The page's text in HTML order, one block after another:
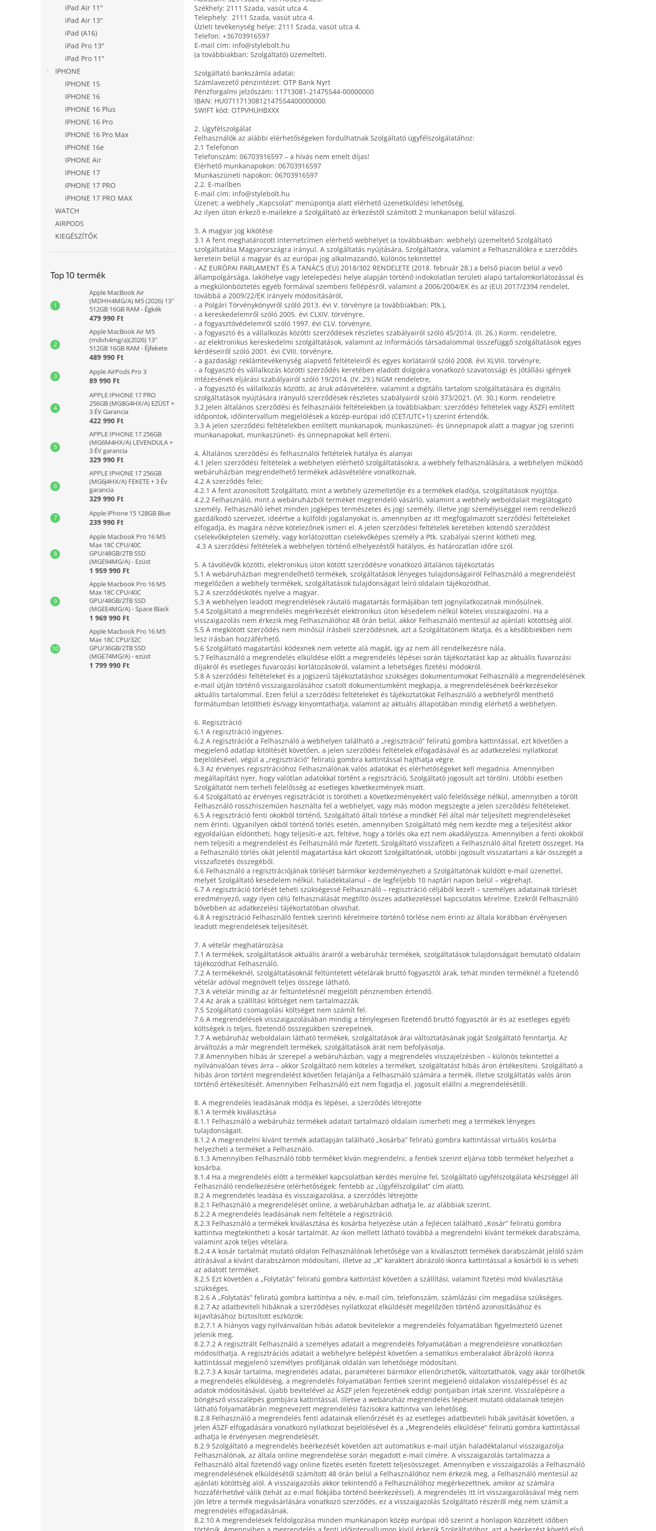
iPad Air 11"
iPad Air 13"
iPad (A16)
iPad Pro 13"
iPad Pro 11"
IPHONE
IPHONE 15
IPHONE 16
IPHONE 16 Plus
IPHONE 16 Pro
IPHONE 16 Pro Max
IPHONE 16e
IPHONE Air
IPHONE 17
IPHONE 17 PRO
IPHONE 17 PRO MAX
WATCH
AIRPODS
KIEGÉSZÍTŐK
Top 10 termék
Apple MacBook Air
(MDHH4MG/A) M5 (2026) 13″
512GB 16GB RAM - Égkék
479 990 Ft
Apple MacBook Air M5
(mdvh4mg/a)(2026) 13″
512GB 16GB RAM - Éjfekete
489 990 Ft
Apple AirPods Pro 3
89 990 Ft
APPLE IPHONE 17 PRO
256GB (MG8G4HX/A) EZÜST +
3 ÉV Garancia
422 990 Ft
APPLE IPHONE 17 256GB
(MG6M4HX/A) LEVENDULA +
3 ÉV garancia
329 990 Ft
APPLE IPHONE 17 256GB
(MG6J4HX/A) FEKETE + 3 Év
garancia
329 990 Ft
Apple iPhone 15 128GB Blue
239 990 Ft
Apple Macbook Pro 16 M5
Max 18C CPU/40C
GPU/48GB/2TB SSD
(MGE94MG/A) - Ezüst
1 959 990 Ft
Apple Macbook Pro 16 M5
Max 18C CPU/40C
GPU/48GB/2TB SSD
(MGEE4MG/A) - Space Black
1 969 990 Ft
Apple Macbook Pro 16 M5
Max 18C CPU/32C
GPU/36GB/2TB SSD
(MGE74MG/A) - ezüst
1 799 990 Ft
Székhely: 2111 Szada, vasút utca 4.
Telephely: 2111 Szada, vasút utca 4.
Üzleti tevékenység helye: 2111 Szada, vasút utca 4.
Telefon: +36703916597
E-mail cím: info@stylebolt.hu
(a továbbiakban: Szolgáltató) üzemelteti.
Szolgáltató bankszámla adatai:
Számlavezető pénzintézet: OTP Bank Nyrt
Pénzforgalmi jelzőszám: 11713081-21475544-00000000
IBAN: HU07117130812147554400000000
SWIFT kód: OTPVHUHBXXX
2. Ügyfélszolgálat
Felhasználók az alábbi elérhetőségeken fordulhatnak Szolgáltató ügyfélszolgálatához:
2.1 Telefonon
Telefonszám: 06703916597 – a hívás nem emelt díjas!
Elérhető munkanapokon: 06703916597
Munkaszüneti napokon: 06703916597
2.2. E-mailben
E-mail cím: info@stylebolt.hu
Üzenet: a webhely „Kapcsolat” menüpontja alatt elérhető üzenetküldési lehetőség.
Az ilyen úton érkező e-mailekre a Szolgáltató az érkezéstől számított 2 munkanapon belül válaszol.
3. A magyar jog kikötése
3.1 A fent meghatározott internetcímen elérhető webhelyet (a továbbiakban: webhely) üzemeltető Szolgáltató
szolgáltatása Magyarországra irányul. A szolgáltatás nyújtására, Szolgáltatóra, valamint a Felhasználókra e szerződés
keretein belül a magyar és az európai jog alkalmazandó, különös tekintettel
- AZ EURÓPAI PARLAMENT ÉS A TANÁCS (EU) 2018/302 RENDELETE (2018. február 28.) a belső piacon belül a vevő
állampolgársága, lakóhelye vagy letelepedési helye alapján történő indokolatlan területi alapú tartalomkorlátozással és
a megkülönböztetés egyéb formáival szembeni fellépésről, valamint a 2006/2004/EK és az (EU) 2017/2394 rendelet,
továbbá a 2009/22/EK irányelv módosításáról,
- a Polgári Törvénykönyvről szóló 2013. évi V. törvényre (a továbbiakban: Ptk.),
- a kereskedelemről szóló 2005. évi CLXIV. törvényre,
- a fogyasztóvédelemről szóló 1997. évi CLV. törvényre,
- a fogyasztó és a vállalkozás közötti szerződések részletes szabályairól szóló 45/2014. (II. 26.) Korm. rendeletre,
- az elektronikus kereskedelmi szolgáltatások, valamint az információs társadalommal összefüggő szolgáltatások egyes
kérdéseiről szóló 2001. évi CVIII. törvényre,
- a gazdasági reklámtevékenység alapvető feltételeiről és egyes korlátairól szóló 2008. évi XLVIII. törvényre,
- a fogyasztó és vállalkozás közötti szerződés keretében eladott dolgokra vonatkozó szavatossági és jótállási igények
intézésének eljárási szabályairól szóló 19/2014. (IV. 29.) NGM rendeletre,
- a fogyasztó és vállalkozás közötti, az áruk adásvételére, valamint a digitális tartalom szolgáltatására és digitális
szolgáltatások nyújtására irányuló szerződések részletes szabályairól szóló 373/2021. (VI. 30.) Korm. rendeletre
3.2 Jelen általános szerződési és felhasználói feltételekben (a továbbiakban: szerződési feltételek vagy ÁSZF) említett
időpontok, időintervallum megjelölések a közép-európai idő (CET/UTC+1) szerint értendők.
3.3 A jelen szerződési feltételekben említett munkanapok, munkaszüneti- és ünnepnapok alatt a magyar jog szerinti
munkanapokat, munkaszüneti- és ünnepnapokat kell érteni.
4. Általános szerződési és felhasználói feltételek hatálya és alanyai
4.1 Jelen szerződési feltételek a webhelyen elérhető szolgáltatásokra, a webhely felhasználására, a webhelyen működő
webáruházban megrendelhető termékek adásvételére vonatkoznak.
4.2 A szerződés felei:
4.2.1 A fent azonosított Szolgáltató, mint a webhely üzemeltetője és a termékek eladója, szolgáltatások nyújtója.
4.2.2 Felhasználó, mint a webáruházból terméket megrendelő vásárló, valamint a webhely weboldalait meglátogató
személy. Felhasználó lehet minden jogképes természetes és jogi személy, illetve jogi személyiséggel nem rendelkező
gazdálkodó szervezet, ideértve a külföldi jogalanyokat is, amennyiben az itt megfogalmazott szerződési feltételeket
elfogadja, és magára nézve kötelezőnek ismeri el. A jelen szerződési feltételek keretében kötendő szerződést
cselekvőképtelen személy, vagy korlátozottan cselekvőképes személy a Ptk. szabályai szerint kötheti meg.
4.3 A szerződési feltételek a webhelyen történő elhelyezéstől hatályos, és határozatlan időre szól.
5. A távollévők közötti, elektronikus úton kötött szerződésre vonatkozó általános tájékoztatás
5.1 A webáruházban megrendelhető termékek, szolgáltatások lényeges tulajdonságairól Felhasználó a megrendelést
megelőzően a webhely termékek, szolgáltatások tulajdonságait leíró oldalain tájékozódhat.
5.2 A szerződéskötés nyelve a magyar.
5.3 A webhelyen leadott megrendelések ráutaló magatartás formájában tett jognyilatkozatnak minősülnek.
5.4 Szolgáltató a megrendelés megérkezését elektronikus úton késedelem nélkül köteles visszaigazolni. Ha a
visszaigazolás nem érkezik meg Felhasználóhoz 48 órán belül, akkor Felhasználó mentesül az ajánlati kötöttség alól.
5.5 A megkötött szerződés nem minősül írásbeli szerződésnek, azt a Szolgáltatónem iktatja, és a későbbiekben nem
lesz írásban hozzáférhető.
5.6 Szolgáltató magatartási kódexnek nem vetette alá magát, így az nem áll rendelkezésre nála.
5.7 Felhasználó a megrendelés elküldése előtt a megrendelés lépései során tájékoztatást kap az aktuális fuvarozási
díjakról és esetleges fuvarozási korlátozásokról, valamint a lehetséges fizetési módokról.
5.8 A szerződési feltételeket és a jogszerű tájékoztatáshoz szükséges dokumentumokat Felhasználó a megrendelésének
e-mail útján történő visszaigazolásához csatolt dokumentumként megkapja, a megrendelésének beérkezésekor
aktuális tartalommal. Ezen felül a szerződési feltételeket és tájékoztatókat Felhasználó a webhelyről menthető
formátumban letöltheti és/vagy kinyomtathatja, valamint az aktuális állapotában mindig elérhető a webhelyen.
6. Regisztráció
6.1 A regisztráció ingyenes.
6.2 A regisztrációt a Felhasználó a webhelyen található a „regisztráció” feliratú gombra kattintással, ezt követően a
megjelenő adatlap kitöltését követően, a jelen szerződési feltételek elfogadásával és az adatkezelési nyilatkozat
bejelölésével, végül a „regisztráció” feliratú gombra kattintással hajthatja végre.
6.3 Az érvényes regisztrációhoz Felhasználónak valós adatokat és elérhetőségeket kell megadnia. Amennyiben
megállapítást nyer, hogy valótlan adatokkal történt a regisztráció, Szolgáltató jogosult azt törölni. Utóbbi esetben
Szolgáltatót nem terheli felelősség az esetleges következmények miatt.
6.4 Szolgáltató az érvényes regisztrációt is törölheti a következményekért való felelőssége nélkül, amennyiben a törölt
Felhasználó rosszhiszeműen használta fel a webhelyet, vagy más módon megszegte a jelen szerződési feltételeket.
6.5 A regisztráció fenti okokból történő, Szolgáltató általi törlése a mindkét Fél által már teljesített megrendeléseket
nem érinti. Ugyanilyen okból történő törlés esetén, amennyiben Szolgáltató még nem kezdte meg a teljesítést akkor
egyoldalúan eldöntheti, hogy teljesíti-e azt, feltéve, hogy a törlés oka ezt nem akadályozza. Amennyiben a fenti okokból
nem teljesíti a megrendelést és Felhasználó már fizetett, Szolgáltató visszafizeti a Felhasználó által fizetett összeget. Ha
a Felhasználó törlés okát jelentő magatartása kárt okozott Szolgáltatónak, utóbbi jogosult visszatartani a kár összegét a
visszafizetés összegéből.
6.6 Felhasználó a regisztrációjának törlését bármikor kezdeményezheti a Szolgáltatónak küldött e-mail üzenettel,
melyet Szolgáltató késedelem nélkül, haladéktalanul – de legfeljebb 10 naptári napon belül – végrehajt.
6.7 A regisztráció törlését teheti szükségessé Felhasználó – regisztráció céljából kezelt – személyes adatainak törlését
eredményező, vagy ilyen célú felhasználását megtiltó összes adatkezeléssel kapcsolatos kérelme. Ezekről Felhasználó
bővebben az adatkezelési tájékoztatóban olvashat.
6.8 A regisztráció Felhasználó fentiek szerinti kérelmeire történő törlése nem érinti az általa korábban érvényesen
leadott megrendelések teljesítését.
7. A vételár meghatározása
7.1 A termékek, szolgáltatások aktuális árairól a webáruház termékek, szolgáltatások tulajdonságait bemutató oldalain
tájékozódhat Felhasználó.
7.2 A termékeknél, szolgáltatásoknál feltüntetett vételárak bruttó fogyasztói árak, tehát minden terméknél a fizetendő
vételár adóval megnövelt teljes összege látható.
7.3 A vételár mindig az ár feltüntetésnél megjelölt pénznemben értendő.
7.4 Az árak a szállítási költséget nem tartalmazzák.
7.5 Szolgáltató csomagolási költséget nem számít fel.
7.6 A megrendelések visszaigazolásában mindig a ténylegesen fizetendő bruttó fogyasztói ár és az esetleges egyéb
költségek is teljes, fizetendő összegükben szerepelnek.
7.7 A webáruház weboldalain látható termékek, szolgáltatások árai változtatásának jogát Szolgáltató fenntartja. Az
árváltozás a már megrendelt termékek, szolgáltatások árát nem befolyásolja.
7.8 Amennyiben hibás ár szerepel a webáruházban, vagy a megrendelés visszajelzésben – különös tekintettel a
nyilvánvalóan téves árra – akkor Szolgáltató nem köteles a terméket, szolgáltatást hibás áron értékesíteni. Szolgáltató a
hibás áron történt megrendelést követően felajánlja a Felhasználó számára a termék, illetve szolgáltatás valós áron
történő értékesítését. Amennyiben Felhasználó ezt nem fogadja el, jogosult elállni a megrendelésétől.
8. A megrendelés leadásának módja és lépései, a szerződés létrejötte
8.1 A termék kiválasztása
8.1.1 Felhasználó a webáruház termékek adatait tartalmazó oldalain ismerheti meg a termékek lényeges
tulajdonságait.
8.1.2 A megrendelni kívánt termék adatlapján található „kosárba” feliratú gombra kattintással virtuális kosárba
helyezheti a terméket a Felhasználó.
8.1.3 Amennyiben Felhasználó több terméket kíván megrendelni, a fentiek szerint eljárva több terméket helyezhet a
kosárba.
8.1.4 Ha a megrendelés előtt a termékkel kapcsolatban kérdés merülne fel, Szolgáltató ügyfélszolgálata készséggel áll
Felhasználó rendelkezésére (elérhetőségek: fentebb az „Ügyfélszolgálat” cím alatt).
8.2 A megrendelés leadása és visszaigazolása, a szerződés létrejötte
8.2.1 Felhasználó a megrendelését online, a webáruházban adhatja le, az alábbiak szerint.
8.2.2 A megrendelés leadásának nem feltétele a regisztráció.
8.2.3 Felhasználó a termékek kiválasztása és kosárba helyezése után a fejlécen található „Kosár” feliratú gombra
kattintva megtekintheti a kosár tartalmát. Az ikon mellett látható továbbá a megrendelni kívánt termékek darabszáma,
valamint azok teljes vételára.
8.2.4 A kosár tartalmát mutató oldalon Felhasználónak lehetősége van a kiválasztott termékek darabszámát jelölő szám
átírásával a kívánt darabszámon módosítani, illetve az „X” karaktert ábrázoló ikonra kattintással a kosárból ki is veheti
az adatott terméket.
8.2.5 Ezt követően a „Folytatás” feliratú gombra kattintást követően a szállítási, valamint fizetési mód kiválasztása
szükséges.
8.2.6 A „Folytatás” feliratú gombra kattintva a név, e-mail cím, telefonszám, számlázási cím megadása szükséges.
8.2.7 Az adatbeviteli hibáknak a szerződéses nyilatkozat elküldését megelőzően történő azonosításához és
kijavításához biztosított eszközök:
8.2.7.1 A hiányos vagy nyilvánvalóan hibás adatok bevitelekor a megrendelés folyamatában figyelmeztető üzenet
jelenik meg.
8.2.7.2 A regisztrált Felhasználó a személyes adatait a megrendelés folyamatában a megrendelésre vonatkozóan
módosíthatja. A regisztrációs adatait a webhelyre belépést követően a sematikus emberalakot ábrázoló ikonra
kattintással megjelenő személyes profiljának oldalán van lehetősége módosítani.
8.2.7.3 A kosár tartalma, megrendelés adatai, paraméterei bármikor ellenőrizhetők, változtathatók, vagy akár törölhetők
a megrendelés elküldéséig, a megrendelés folyamatában fentiek szerint megjelenő oldalakon visszalépéssel és az
adatok módosításával, újabb bevitelével az ÁSZF jelen fejezetének eddigi pontjaiban írtak szerint. Visszalépésre a
böngésző visszalépés gombjára kattintással, illetve a webáruház megrendelés lépéseit mutató oldalainak tetején
látható folyamatábrán megnevezett megrendelési fázisokra kattintva van lehetőség.
8.2.8 Felhasználó a megrendelés fenti adatainak ellenőrzését és az esetleges adatbeviteli hibák javítását követően, a
jelen ÁSZF elfogadására vonatkozó nyilatkozat bejelölésével és a „Megrendelés elküldése” feliratú gombra kattintással
adhatja le érvényesen megrendelését.
8.2.9 Szolgáltató a megrendelés beérkezését követően azt automatikus e-mail útján haladéktalanul visszaigazolja
Felhasználónak, az általa online megrendelése során megadott e-mail címére. A visszaigazolás tartalmazza a
Felhasználó által fizetendő vagy online fizetés esetén fizetett teljesösszeget. Amennyiben e visszaigazolás a Felhasználó
megrendelésének elküldésétől számított 48 órán belül a Felhasználóhoz nem érkezik meg, a Felhasználó mentesül az
ajánlati kötöttség alól. A visszaigazolás akkor tekintendő a Felhasználóhoz megérkezettnek, amikor az számára
hozzáférhetővé válik (tehát az e-mail fiókjába történő beérkezéssel). A megrendelés itt írt visszaigazolásával még nem
jön létre a termék megvásárlására vonatkozó szerződés, ez a visszaigazolás Szolgáltató részéről még nem számít a
megrendelés elfogadásának.
8.2.10 A megrendelések feldolgozása minden munkanapon közép európai idő szerint a honlapon közzétett időben